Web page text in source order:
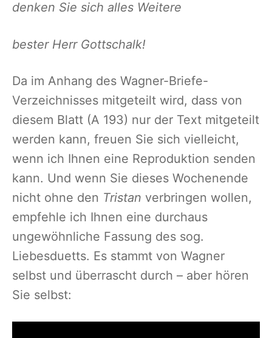
denken Sie sich alles Weitere
bester Herr Gottschalk!
Da im Anhang des Wagner-Briefe-
Verzeichnisses mitgeteilt wird, dass von
diesem Blatt (A 193) nur der Text mitgeteilt
werden kann, freuen Sie sich vielleicht,
wenn ich Ihnen eine Reproduktion senden
kann. Und wenn Sie dieses Wochenende
nicht ohne den Tristan verbringen wollen,
empfehle ich Ihnen eine durchaus
ungewöhnliche Fassung des sog.
Liebesduetts. Es stammt von Wagner
selbst und überrascht durch – aber hören
Sie selbst: